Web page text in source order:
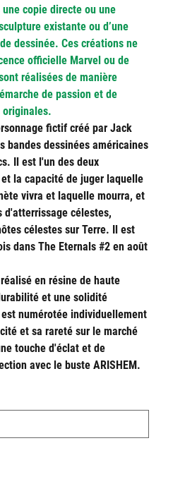
copie directe ou une
existante ou d’une
dessinée. Ces créations ne
officielle Marvel ou de
réalisées de manière
de passion et de
fictif créé par Jack
bandes dessinées américaines
Il est l'un des deux
la capacité de juger laquelle
vivra et laquelle mourra, et
d'atterrissage célestes,
célestes sur Terre. Il est
dans The Eternals #2 en août
en résine de haute
et une solidité
numérotée individuellement
et sa rareté sur le marché
touche d'éclat et de
avec le buste ARISHEM.